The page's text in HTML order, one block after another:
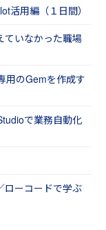
活用編（１日間）
ていなかった職場
用のGemを作成す
で業務自動化
ローコードで学ぶ